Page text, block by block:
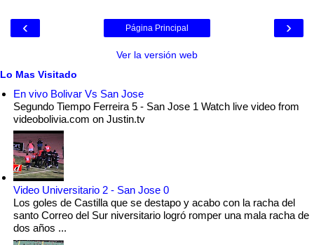
‹ ›
Página Principal
Ver la versión web
Lo Mas Visitado
En vivo Bolivar Vs San Jose
Segundo Tiempo Ferreira 5 - San Jose 1 Watch live video from
videobolivia.com on Justin.tv
Video Universitario 2 - San Jose 0
Los goles de Castilla que se destapo y acabo con la racha del
santo Correo del Sur niversitario logró romper una mala racha de
dos años ...